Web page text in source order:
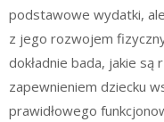
podstawowe wydatki,
z jego rozwojem
dokładnie bada, jakie
zapewnieniem dziecku
prawidłowego